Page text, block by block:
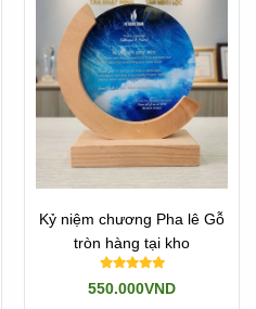
Kỷ niệm chương Pha lê Gỗ
tròn hàng tại kho
550.000VND